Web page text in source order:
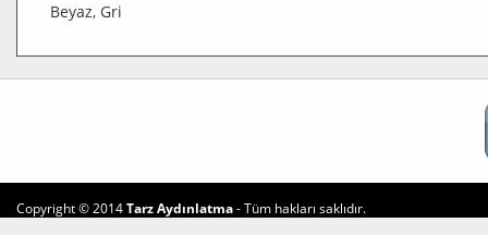
Beyaz, Gri
Copyright © 2014Tarz Aydınlatma- Tüm hakları saklıdır.